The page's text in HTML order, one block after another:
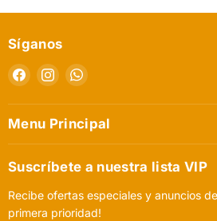
Síganos
Encuéntrenos
en
Facebook
Encuéntrenos
en
Instagram
Encuéntrenos
WhatsApp
Menu Principal
Suscríbete a nuestra lista VIP
Recibe ofertas especiales y anuncios
primera prioridad!